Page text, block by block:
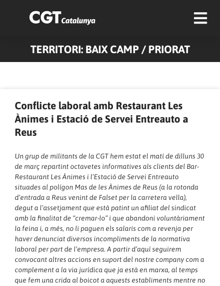
TERRITORI: BAIX CAMP / PRIORAT
Conflicte laboral amb Restaurant Les
Ànimes i Estació de Servei Entreauto a
Reus
Un grup de militants de la CGT hem estat el matí de dilluns 30
de març repartint octavetes informatives als clients del Bar-
Restaurant Les Ànimes i l’Estació de Servei Entreauto
situades al polígon Mas de les Ànimes de Reus (a la rotonda
d’entrada a Reus venint de Falset per la carretera vella),
degut a l’assetjament que està patint un afiliat del sindicat
amb la finalitat de “cremar-lo” i que abandoni voluntàriament
la feina i, a més, no li paguen els salaris com a revenja per
haver denunciat diversos incompliments de la normativa
laboral per part de l’empresa. A partir d’aquí seguirem
convocant altres accions en suport del nostre company com a
complement a la via jurídica que ja està en marxa, al temps
que fem una crida al boicot a aquests establiments mentre no